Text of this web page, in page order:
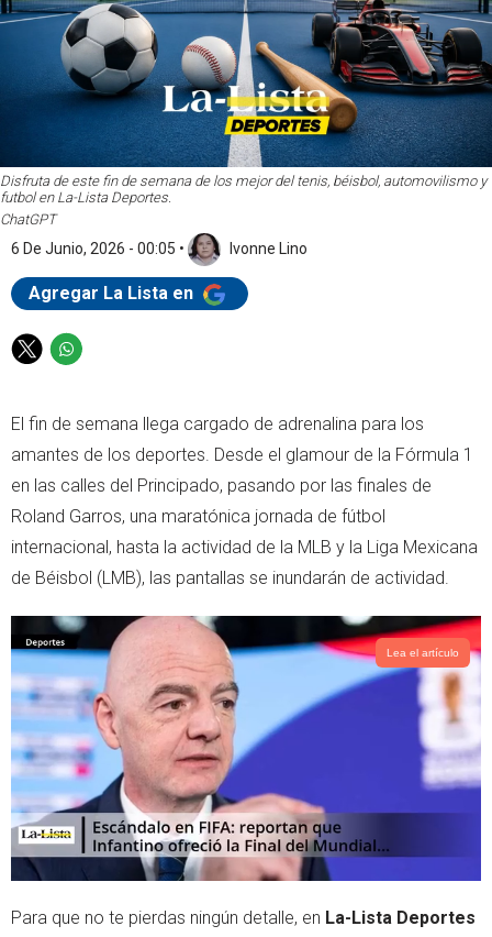
Disfruta de este fin de semana de los mejor del tenis, béisbol, automovilismo y
futbol en La-Lista Deportes.
ChatGPT
6 De Junio, 2026 - 00:05 • Ivonne Lino
Agregar La Lista en
T
t
t
e
r
W
t
s
p
p
El fin de semana llega cargado de adrenalina para los
amantes de los deportes. Desde el glamour de la Fórmula 1
en las calles del Principado, pasando por las finales de
Roland Garros, una maratónica jornada de fútbol
internacional, hasta la actividad de la MLB y la Liga Mexicana
de Béisbol (LMB), las pantallas se inundarán de actividad.
Lea el artículo
Para que no te pierdas ningún detalle, en La-Lista Deportes